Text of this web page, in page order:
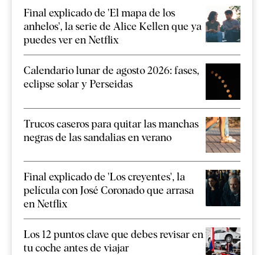
Final explicado de 'El mapa de los
anhelos', la serie de Alice Kellen que ya
puedes ver en Netflix
Calendario lunar de agosto 2026: fases,
eclipse solar y Perseidas
Trucos caseros para quitar las manchas
negras de las sandalias en verano
Final explicado de 'Los creyentes', la
película con José Coronado que arrasa
en Netflix
Los 12 puntos clave que debes revisar en
tu coche antes de viajar